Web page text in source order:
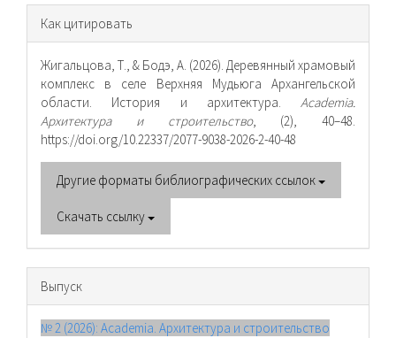
Информация
о статье
Как цитировать
Жигальцова, Т., & Бодэ, А. (2026). Деревянный храмовый
комплекс в селе Верхняя Мудьюга Архангельской
области. История и архитектура. Academia.
Архитектура и строительство, (2), 40–48.
https://doi.org/10.22337/2077-9038-2026-2-40-48
Другие форматы библиографических ссылок
Скачать ссылку
Выпуск
№ 2 (2026): Academia. Архитектура и строительство